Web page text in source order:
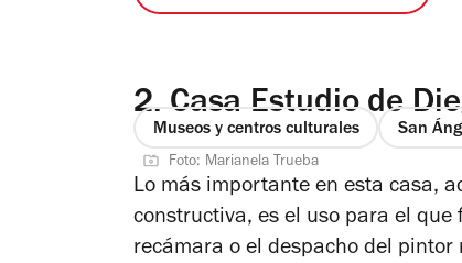
2. Casa Estudio de
Museos y centros culturales San
Foto: Marianela Trueba
Lo más importante en esta casa,
constructiva, es el uso para el
recámara o el despacho del